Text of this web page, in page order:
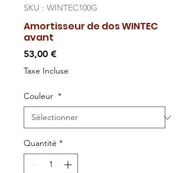
SKU : WINTEC100G
Amortisseur de dos WINTEC
avant
53,00 €Prix
Taxe Incluse
Couleur *
Quantité *